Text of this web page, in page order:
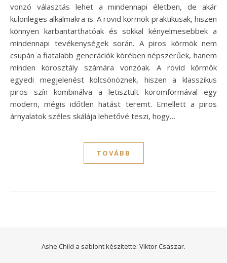
vonzó választás lehet a mindennapi életben, de akár
különleges alkalmakra is. A rövid körmök praktikusak, hiszen
könnyen karbantarthatóak és sokkal kényelmesebbek a
mindennapi tevékenységek során. A piros körmök nem
csupán a fiatalabb generációk körében népszerűek, hanem
minden korosztály számára vonzóak. A rövid körmök
egyedi megjelenést kölcsönöznek, hiszen a klasszikus
piros szín kombinálva a letisztult körömformával egy
modern, mégis időtlen hatást teremt. Emellett a piros
árnyalatok széles skálája lehetővé teszi, hogy…
TOVÁBB
Ashe Child a sablont készítette: Viktor Csaszar.